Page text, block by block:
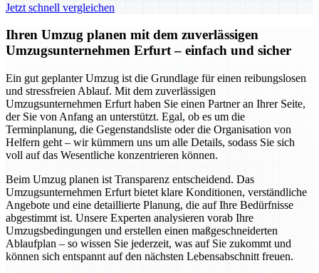
Jetzt schnell vergleichen
Ihren Umzug planen mit dem zuverlässigen
Umzugsunternehmen Erfurt – einfach und sicher
Ein gut geplanter Umzug ist die Grundlage für einen reibungslosen
und stressfreien Ablauf. Mit dem zuverlässigen
Umzugsunternehmen Erfurt haben Sie einen Partner an Ihrer Seite,
der Sie von Anfang an unterstützt. Egal, ob es um die
Terminplanung, die Gegenstandsliste oder die Organisation von
Helfern geht – wir kümmern uns um alle Details, sodass Sie sich
voll auf das Wesentliche konzentrieren können.
Beim Umzug planen ist Transparenz entscheidend. Das
Umzugsunternehmen Erfurt bietet klare Konditionen, verständliche
Angebote und eine detaillierte Planung, die auf Ihre Bedürfnisse
abgestimmt ist. Unsere Experten analysieren vorab Ihre
Umzugsbedingungen und erstellen einen maßgeschneiderten
Ablaufplan – so wissen Sie jederzeit, was auf Sie zukommt und
können sich entspannt auf den nächsten Lebensabschnitt freuen.